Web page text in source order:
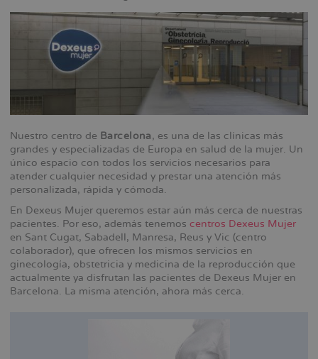
Nuestro centro de Barcelona, es una de las clínicas más
grandes y especializadas de Europa en salud de la mujer. Un
único espacio con todos los servicios necesarios para
atender cualquier necesidad y prestar una atención más
personalizada, rápida y cómoda.
En Dexeus Mujer queremos estar aún más cerca de nuestras
pacientes. Por eso, además tenemos centros Dexeus Mujer
en Sant Cugat, Sabadell, Manresa, Reus y Vic (centro
colaborador), que ofrecen los mismos servicios en
ginecología, obstetricia y medicina de la reproducción que
actualmente ya disfrutan las pacientes de Dexeus Mujer en
Barcelona. La misma atención, ahora más cerca.